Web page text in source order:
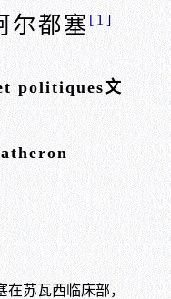
尔都塞 [1]
politiques文
苏瓦西临床部，